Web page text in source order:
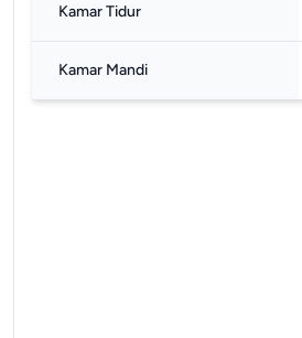
Kamar Tidur
Kamar Mandi